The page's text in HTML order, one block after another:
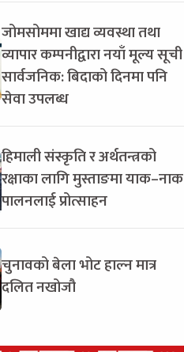
जोमसोममा खाद्य व्यवस्था तथा
व्यापार कम्पनीद्वारा नयाँ मूल्य सूची
सार्वजनिक: बिदाको दिनमा पनि
सेवा उपलब्ध
हिमाली संस्कृति र अर्थतन्त्रको
रक्षाका लागि मुस्ताङमा याक–नाक
पालनलाई प्रोत्साहन
चुनावको बेला भोट हाल्न मात्र
दलित नखोजौ